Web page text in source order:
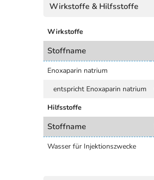
Wirkstoffe & Hilfsstoffe
Wirkstoffe
Stoffname
Enoxaparin natrium
entspricht Enoxaparin natrium
Hilfsstoffe
Stoffname
Wasser für Injektionszwecke